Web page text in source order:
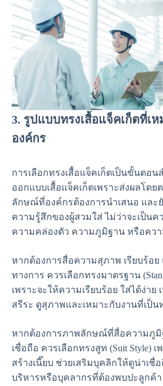
3. รูปแบบทรงเสื้อแจ็คเก็ตที่เ
องค์กร
การเลือกทรงเสื้อแจ็คเก็ตเป็นขั้นตอ
ออกแบบเสื้อแจ็คเก็ตเพราะส่งผลโดย
ลักษณ์ที่องค์กรต้องการนำเสนอ และ
ความรู้สึกของผู้สวมใส่ ไม่ว่าจะเป็นค
ความคล่องตัว ความภูมิฐาน หรือคว
หากต้องการสื่อความสุภาพ เรียบร้อย
ทางการ ควรเลือกทรงมาตรฐาน
เพราะจะให้ความเรียบร้อย ใส่ได้ง่าย
สรีระ ดูสุภาพและเหมาะกับงานที่เป็น
หากต้องการภาพลักษณ์ที่สื่อความภูมิ
เชื่อถือ ควรเลือกทรงสูท (Suit Style) เ
สร้างเนี๊ยบ ช่วยเสริมบุคลิกให้ดูน่าเชื่
บริหารหรือบุคลากรที่ต้องพบปะลูกค้า